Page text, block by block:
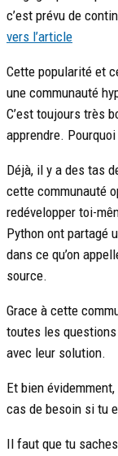
c’est prévu de
vers l’article
Cette popularité et
une communauté
C’est toujours très
apprendre. Pourquoi
Déjà, il y a des tas
cette communauté
redévelopper toi-
Python ont partagé
dans ce qu’on
source.
Grace à cette
toutes les
avec leur solution.
Et bien
cas de besoin si tu
Il faut que tu